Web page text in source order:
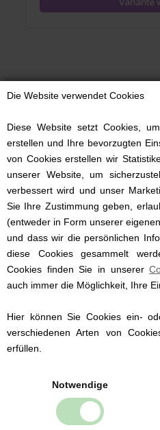
Die Website verwendet Cookies
Diese Website setzt Cookies,
erstellen und Ihre bevorzugten
von Cookies erstellen wir
unserer Website, um
verbessert wird und unser
Sie Ihre Zustimmung geben,
(entweder in Form unserer
und dass wir die persönlichen
diese Cookies gesammelt
Cookies finden Sie in unserer
auch immer die Möglichkeit, Ihre
Hier können Sie Cookies ein-
verschiedenen Arten von
erfüllen.
Notwendige
praktisch, schön
himmlisch
Unsere schönen
Namen sind ideal
für Baby und Kind
Krabbeldecke Baby
Krabbelversuche
Kuscheldecke für
Decken treffen Sie
Wir besticken die
Kindes und schon
Geschenke mit
nächsten feierlichen